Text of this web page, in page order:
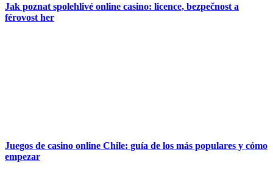
Jak poznat spolehlivé online casino: licence, bezpečnost a
férovost her
Juegos de casino online Chile: guía de los más populares y cómo
empezar